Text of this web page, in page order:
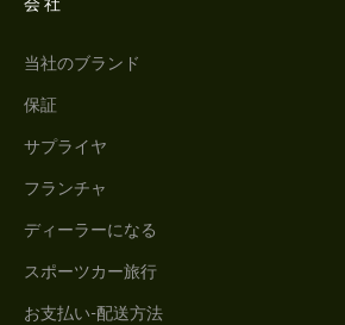
当社のブランド
保証
サプライヤ
フランチャ
ディーラーになる
スポーツカー旅行
お支払い-配送方法